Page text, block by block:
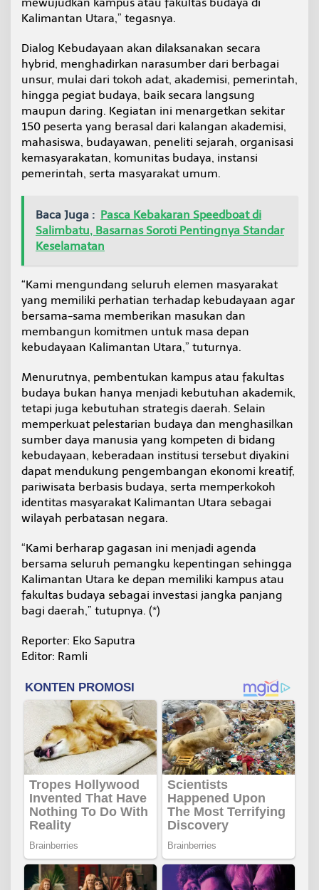
mewujudkan kampus atau fakultas budaya di
Kalimantan Utara,” tegasnya.
Dialog Kebudayaan akan dilaksanakan secara
hybrid, menghadirkan narasumber dari berbagai
unsur, mulai dari tokoh adat, akademisi, pemerintah,
hingga pegiat budaya, baik secara langsung
maupun daring. Kegiatan ini menargetkan sekitar
150 peserta yang berasal dari kalangan akademisi,
mahasiswa, budayawan, peneliti sejarah, organisasi
kemasyarakatan, komunitas budaya, instansi
pemerintah, serta masyarakat umum.
Baca Juga : Pasca Kebakaran Speedboat di
Salimbatu, Basarnas Soroti Pentingnya Standar
Keselamatan
“Kami mengundang seluruh elemen masyarakat
yang memiliki perhatian terhadap kebudayaan agar
bersama-sama memberikan masukan dan
membangun komitmen untuk masa depan
kebudayaan Kalimantan Utara,” tuturnya.
Menurutnya, pembentukan kampus atau fakultas
budaya bukan hanya menjadi kebutuhan akademik,
tetapi juga kebutuhan strategis daerah. Selain
memperkuat pelestarian budaya dan menghasilkan
sumber daya manusia yang kompeten di bidang
kebudayaan, keberadaan institusi tersebut diyakini
dapat mendukung pengembangan ekonomi kreatif,
pariwisata berbasis budaya, serta memperkokoh
identitas masyarakat Kalimantan Utara sebagai
wilayah perbatasan negara.
“Kami berharap gagasan ini menjadi agenda
bersama seluruh pemangku kepentingan sehingga
Kalimantan Utara ke depan memiliki kampus atau
fakultas budaya sebagai investasi jangka panjang
bagi daerah,” tutupnya. (*)
Reporter: Eko Saputra
Editor: Ramli